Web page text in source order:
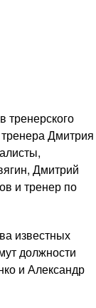
тренерского
Дмитрия
Дмитрий
и тренер по
известных
должности
и Александр